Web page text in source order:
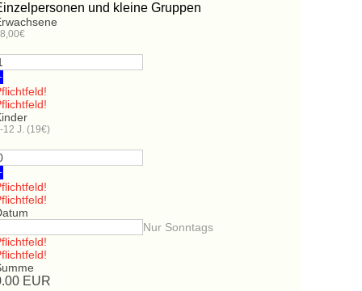
und kleine Gruppen
12 J. (19€)
Nur Sonntags
EUR